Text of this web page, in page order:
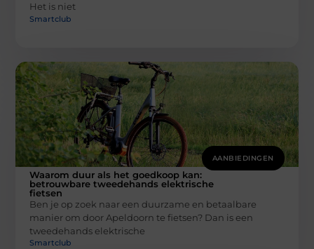
Het is niet
Smartclub
AANBIEDINGEN
Waarom duur als het goedkoop kan:
betrouwbare tweedehands elektrische
fietsen
Ben je op zoek naar een duurzame en betaalbare
manier om door Apeldoorn te fietsen? Dan is een
tweedehands elektrische
Smartclub